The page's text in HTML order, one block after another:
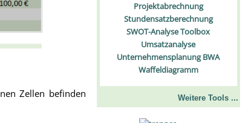
Zellen befinden
Projektabrechnung
Stundensatzberechnung
SWOT-Analyse Toolbox
Umsatzanalyse
Unternehmensplanung BWA
Waffeldiagramm
Weitere Tools ...